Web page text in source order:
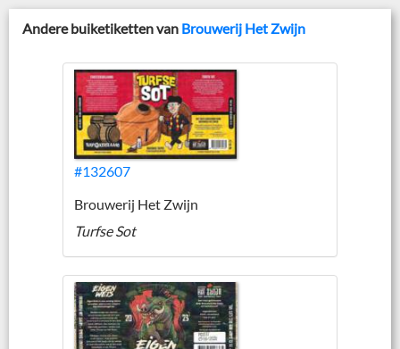
Andere buiketiketten van Brouwerij Het Zwijn
#132607
Brouwerij Het Zwijn
Turfse Sot